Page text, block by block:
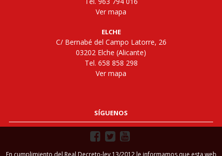
Ver mapa
ELCHE
C/ Bernabé del Campo Latorre, 26
03202 Elche (Alicante)
Tel. 658 858 298
Ver mapa
SÍGUENOS
En cumplimiento del Real Decreto-ley 13/2012 le informamos que esta web